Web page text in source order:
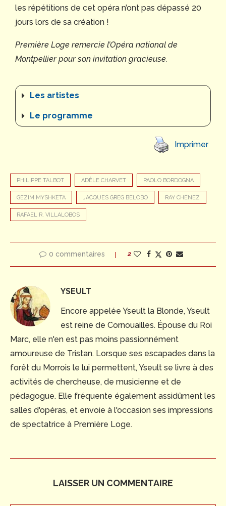
les répétitions de cet opéra n’ont pas dépassé 20
jours lors de sa création !
Première Loge remercie l’Opéra national de
Montpellier pour son invitation gracieuse.
Les artistes
Le programme
Imprimer
PHILIPPE TALBOT ADÈLE CHARVET PAOLO BORDOGNA
GEZIM MYSHKETA JACQUES GREG BELOBO RAY CHENEZ
RAFAEL R. VILLALOBOS
0 commentaires 2
YSEULT
Encore appelée Yseult la Blonde, Yseult
est reine de Cornouailles. Épouse du Roi
Marc, elle n'en est pas moins passionnément
amoureuse de Tristan. Lorsque ses escapades dans la
forêt du Morrois le lui permettent, Yseult se livre à des
activités de chercheuse, de musicienne et de
pédagogue. Elle fréquente également assidûment les
salles d'opéras, et envoie à l'occasion ses impressions
de spectatrice à Première Loge.
LAISSER UN COMMENTAIRE